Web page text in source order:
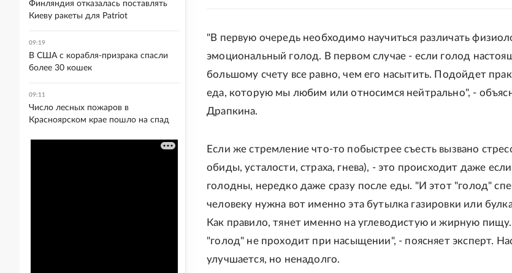
"В первую очередь необходимо научиться различать
эмоциональный голод. В первом случае - если голод
большому счету все равно, чем его насытить. Подойдет
еда, которую мы любим или относимся нейтрально", -
Драпкина.
Если же стремление что-то побыстрее съесть вызвано
обиды, усталости, страха, гнева), - это происходит даже
голодны, нередко даже сразу после еды. "И этот "голод"
человеку нужна вот именно эта бутылка газировки или
Как правило, тянет именно на углеводистую и жирную
"голод" не проходит при насыщении", - поясняет эксперт.
улучшается, но ненадолго.
Финляндия отказалась поставлять
Киеву ракеты для Patriot
09:19
В США с корабля-призрака спасли
более 30 кошек
09:11
Число лесных пожаров в
Красноярском крае пошло на спад